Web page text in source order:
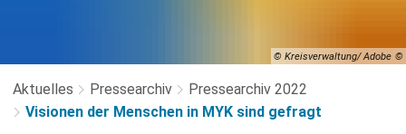
© Kreisverwaltung/ Adobe
Aktuelles Pressearchiv
Pressearchiv 2022
Visionen der Menschen in MYK sind gefragt